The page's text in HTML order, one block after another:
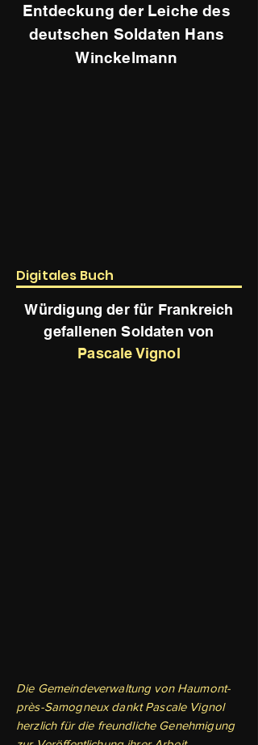
Entdeckung der Leiche des
deutschen Soldaten Hans
Winckelmann
Digitales Buch
Würdigung der für Frankreich
gefallenen Soldaten von
Pascale Vignol
Die Gemeindeverwaltung von Haumont-
près-Samogneux dankt Pascale Vignol
herzlich für die freundliche Genehmigung